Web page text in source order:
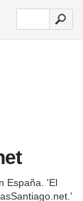
España. 'El